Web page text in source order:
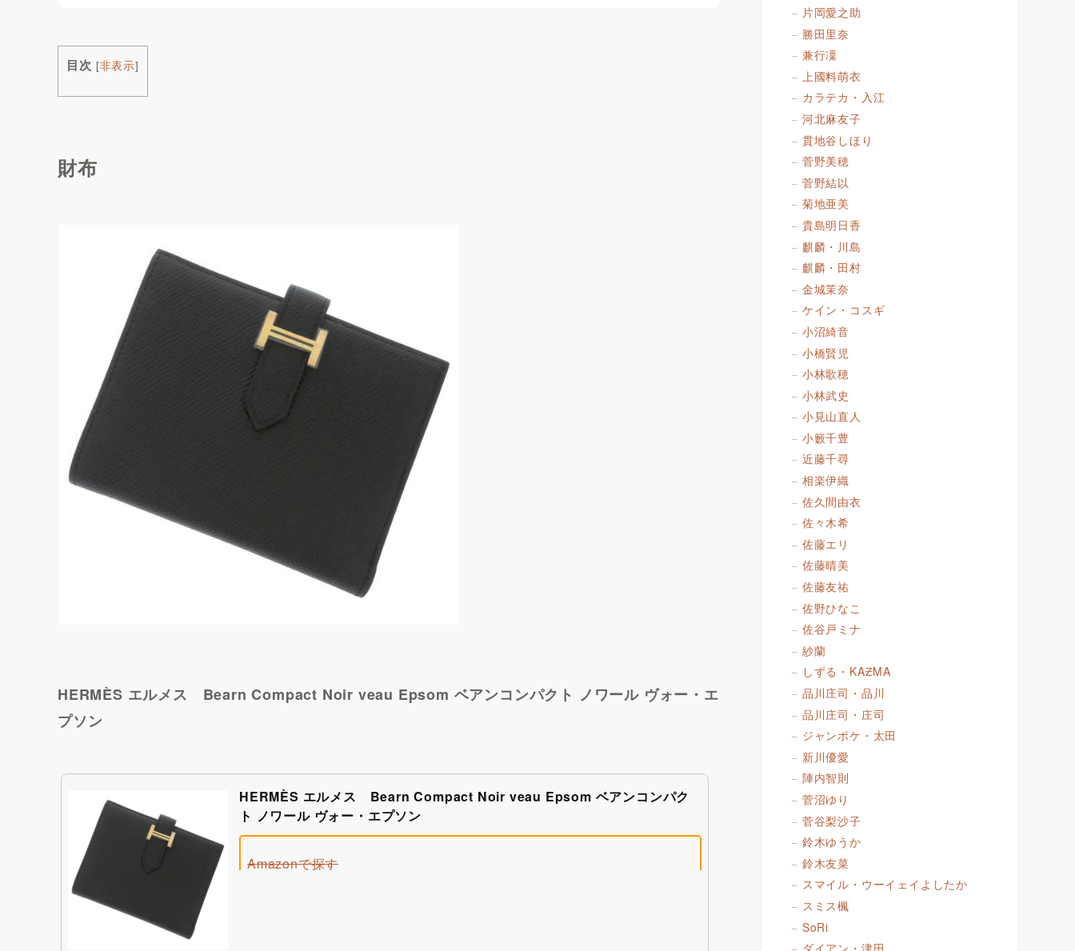
目次 [非表示]
財布
HERMÈS エルメス Bearn Compact Noir veau Epsom ベアンコンパクト ノワール ヴォー・エ
プソン
HERMÈS エルメス Bearn Compact Noir veau Epsom ベアンコンパク
ト ノワール ヴォー・エプソン
Amazonで探す
片岡愛之助
勝田里奈
兼行凜
上國料萌衣
カラテカ・入江
河北麻友子
貫地谷しほり
菅野美穂
菅野結以
菊地亜美
貴島明日香
麒麟・川島
麒麟・田村
金城茉奈
ケイン・コスギ
小沼綺音
小橋賢児
小林歌穂
小林武史
小見山直人
小籔千豊
近藤千尋
相楽伊織
佐久間由衣
佐々木希
佐藤エリ
佐藤晴美
佐藤友祐
佐野ひなこ
佐谷戸ミナ
紗蘭
しずる・KAƵMA
品川庄司・品川
品川庄司・庄司
ジャンポケ・太田
新川優愛
陣内智則
菅沼ゆり
菅谷梨沙子
鈴木ゆうか
鈴木友菜
スマイル・ウーイェイよしたか
スミス楓
SoRi